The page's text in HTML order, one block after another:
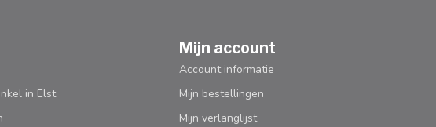
in Elst
Mijn account
Account informatie
Mijn bestellingen
Mijn verlanglijst